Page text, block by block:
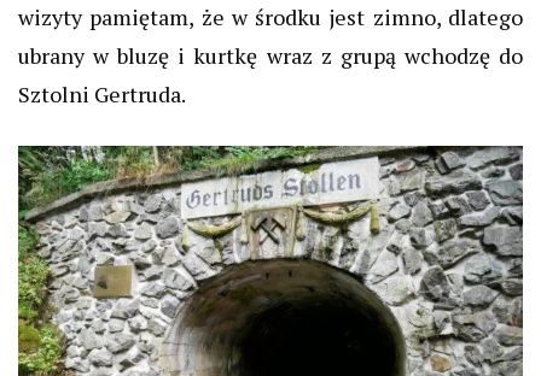
wizyty pamiętam, że w środku jest zimno, dlatego
ubrany w bluzę i kurtkę wraz z grupą wchodzę do
Sztolni Gertruda.